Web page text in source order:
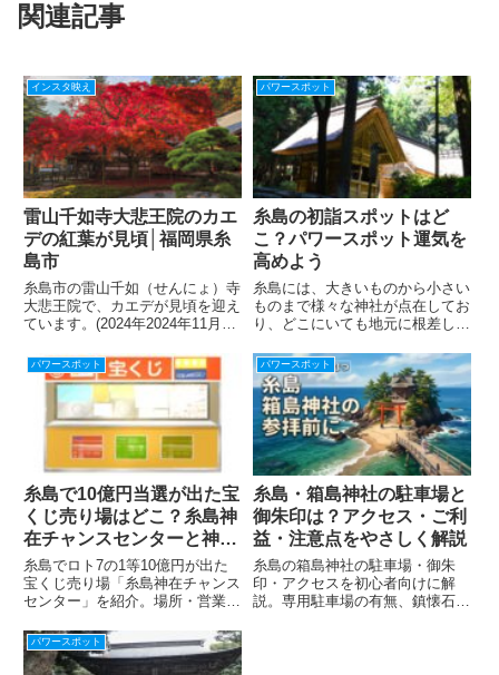
関連記事
インスタ映え
雷山千如寺大悲王院のカエ
デの紅葉が見頃│福岡県糸
島市
糸島市の雷山千如（せんにょ）寺
大悲王院で、カエデが見頃を迎え
ています。(2024年2024年11月19
れている樹齢約４００年のも大カ
エデ（高さ約８メートル）が赤く
色づき、多くの参拝客が写真撮影
を楽しんでいます。...
パワースポット
糸島の初詣スポットはど
こ？パワースポット運気を
高めよう
糸島には、大きいものから小さい
ものまで様々な神社が点在してお
り、どこにいても地元に根差した
すすめの初詣スポットを紹介しま
す。櫻井神社（さくらいじんじ
ゃ）所在地：糸島市志摩桜井
4227 電話 : 092-327-...
パワースポット
糸島で10億円当選が出た宝
くじ売り場はどこ？糸島神
在チャンスセンターと神在
神社の神石を紹介
糸島でロト7の1等10億円が出た
宝くじ売り場「糸島神在チャンス
センター」を紹介。場所・営業時
の神在神社や神石、訪問時の注意
点も分かりやすく解説します。
パワースポット
糸島・箱島神社の駐車場と
御朱印は？アクセス・ご利
益・注意点をやさしく解説
糸島の箱島神社の駐車場・御朱
印・アクセスを初心者向けに解
説。専用駐車場の有無、鎮懐石八
パワースポット